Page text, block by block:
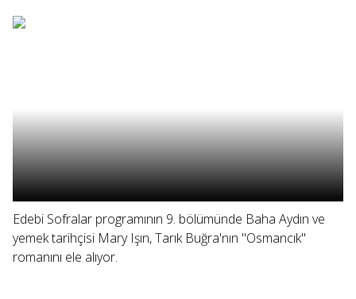
Edebi Sofralar programının 9. bölümünde Baha Aydın ve
yemek tarihçisi Mary Işın, Tarık Buğra'nın "Osmancık"
romanını ele alıyor.